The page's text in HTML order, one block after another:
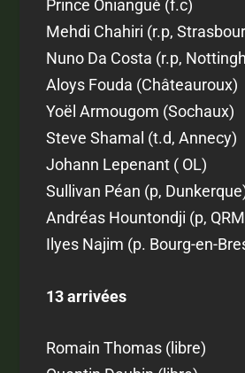
Prince Oniangué (f.c)
Mehdi Chahiri (r.p,
Nuno Da Costa (r.p,
Aloys Fouda (Châteauroux)
Yoël Armougom (Sochaux)
Steve Shamal (t.d, Annecy)
Johann Lepenant ( OL)
Sullivan Péan (p,
Andréas Hountondji (p,
Ilyes Najim (p. Bourg-en-
13 arrivées
Romain Thomas (libre)